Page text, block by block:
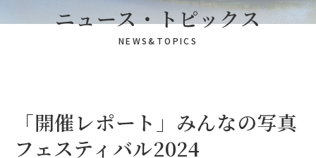
ニュース・トピックス
NEWS&TOPICS
「開催レポート」みんなの写真
フェスティバル2024